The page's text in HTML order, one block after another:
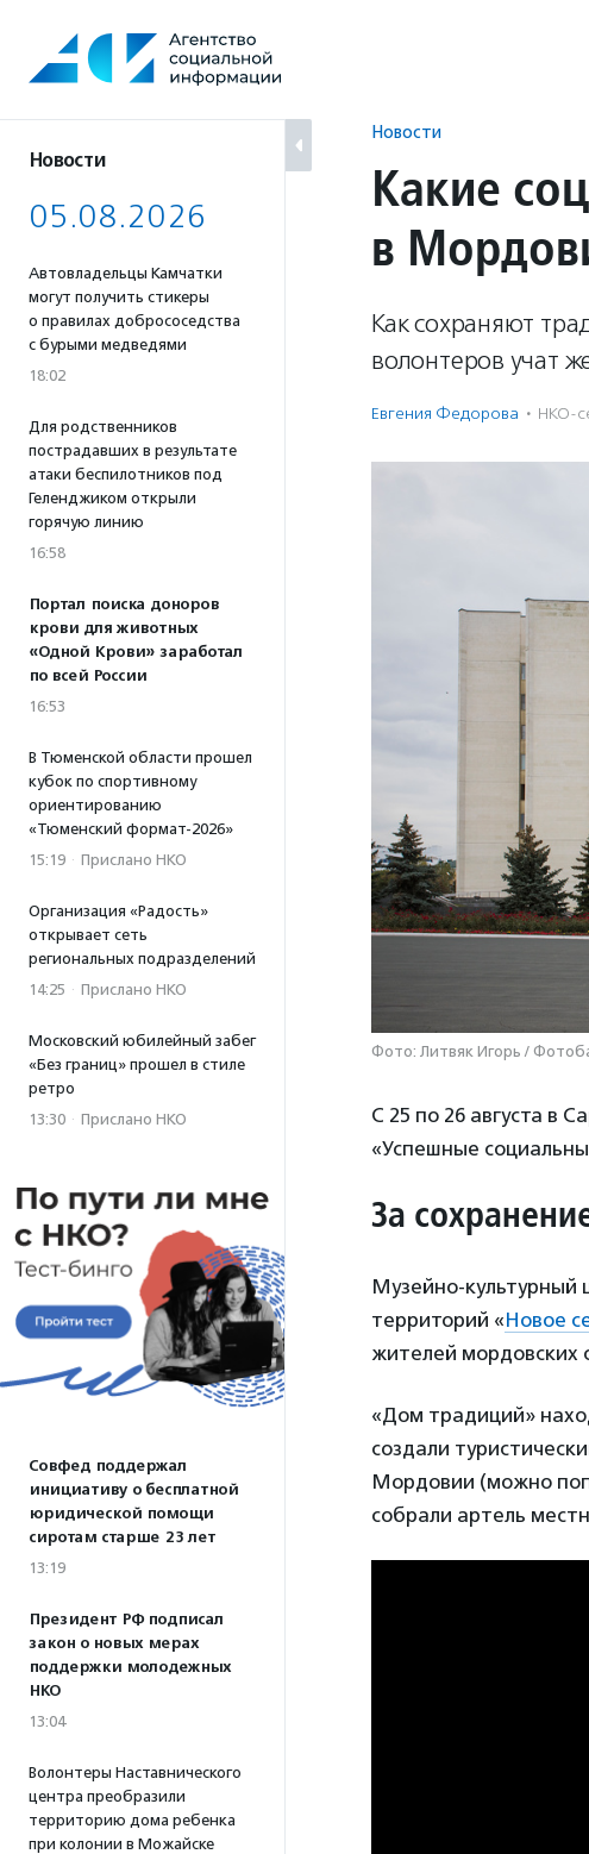
содержанию
Новости
05.08.2026
Автовладельцы Камчатки
могут получить стикеры
о правилах добрососедства
с бурыми медведями
18:02
Для родственников
пострадавших в результате
атаки беспилотников под
Геленджиком открыли
горячую линию
16:58
Портал поиска доноров
крови для животных
«Одной Крови» заработал
по всей России
16:53
В Тюменской области прошел
кубок по спортивному
ориентированию
«Тюменский формат-2026»
15:19 · Прислано НКО
Организация «Радость»
открывает сеть
региональных подразделений
14:25 · Прислано НКО
Московский юбилейный забег
«Без границ» прошел в стиле
ретро
13:30 · Прислано НКО
Совфед поддержал
инициативу о бесплатной
юридической помощи
сиротам старше 23 лет
13:19
Президент РФ подписал
закон о новых мерах
поддержки молодежных
НКО
13:04
Волонтеры Наставнического
центра преобразили
территорию дома ребенка
при колонии в Можайске
Новости
Какие
в
Как сохраняют
волонтеров учат
Евгения Федорова · НКО-
Фото: Литвяк Игорь /
С 25 по 26 августа в
«Успешные
За
Музейно-культурный
территорий «Новое
жителей мордовских
«Дом традиций»
создали
Мордовии (можно
собрали артель